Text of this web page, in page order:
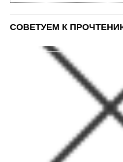
СОВЕТУЕМ К